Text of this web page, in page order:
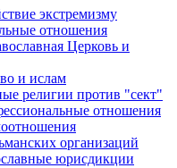
экстремизму
отношения
Церковь и
и ислам
религии против "сект"
отношения
организаций
юрисдикции